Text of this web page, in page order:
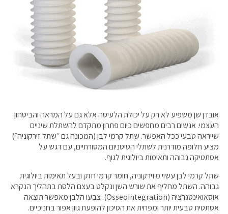
אובדן שן משפיע לא רק על יכולת הלעיסה אלא גם על המראה והביטחון
העצמי. אנשים רבים מחפשים כיום פתרון מתקדם להשתלת שיניים
שייראה טבעי ככל האפשר. שתל קרמי לבן (המכונה גם ״שתל זירקוניה״)
מציע חלופה מודרנית לשתלי הטיטניום המסורתיים, עם דגש על
אסתטיקה גבוהה ותאימות ביולוגית לגוף.
שתל קרמי לבן עשוי מזירקוניה, חומר קרמי חזק ובעל תאימות ביולוגית
גבוהה. השתל מחליף את שורש השן ונקלט בעצם הלסת בתהליך הנקרא
אוסאואינטגרציה (Osseointegration). צבעו הלבן מאפשר תוצאה
אסתטית טבעית יותר ומפחית את הסיכון להופעת גוון אפור בחניכיים.